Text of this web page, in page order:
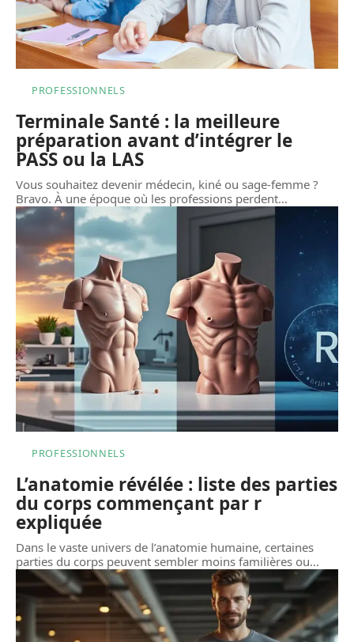
PROFESSIONNELS
Terminale Santé : la meilleure
préparation avant d’intégrer le
PASS ou la LAS
Vous souhaitez devenir médecin, kiné ou sage-femme ?
Bravo. À une époque où les professions perdent…
PROFESSIONNELS
L’anatomie révélée : liste des parties
du corps commençant par r
expliquée
Dans le vaste univers de l’anatomie humaine, certaines
parties du corps peuvent sembler moins familières ou…